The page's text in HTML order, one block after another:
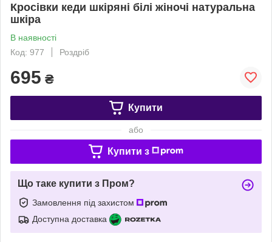
Кросівки кеди шкіряні білі жіночі натуральна
шкіра
В наявності
Код: 977
Роздріб
695 ₴
Купити
або
Купити з
Що таке купити з Пром?
Замовлення під захистом
Доступна доставка